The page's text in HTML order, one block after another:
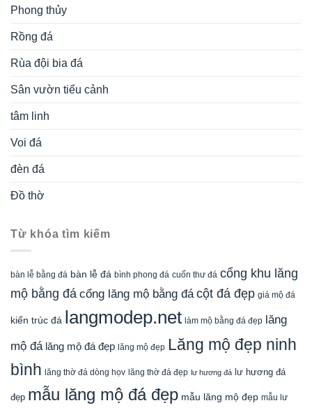
Phong thủy
Rồng đá
Rùa đội bia đá
Sân vườn tiểu cảnh
tâm linh
Voi đá
đèn đá
Đồ thờ
Từ khóa tìm kiếm
bàn lễ bằng đá bàn lễ đá bình phong đá cuốn thư đá cổng khu lăng
mộ bằng đá cổng lăng mộ bằng đá cột đá đẹp giá mộ đá
kiến trúc đá langmodep.net làm mộ bằng đá đẹp lăng
mộ đá lăng mộ đá đẹp lăng mộ đẹp Lăng mộ đẹp ninh
bình lăng thờ đá dòng họv lăng thờ đá đẹp lư hương đá lư hương đá
đẹp mẫu lăng mộ đá đẹp mẫu lăng mộ đẹp mẫu lư